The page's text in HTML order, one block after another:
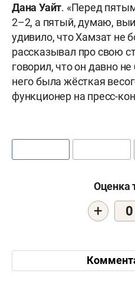
Дана Уайт. «Перед
2–2, а пятый, думаю,
удивило, что Хамзат не
рассказывал про свою
говорил, что он давно
него была жёсткая
функционер на пресс-
Оценка
+ 0